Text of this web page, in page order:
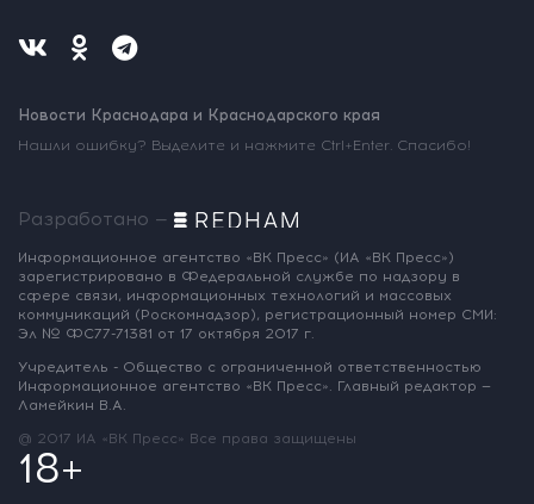
Новости Краснодара и Краснодарского края
Нашли ошибку? Выделите и нажмите Ctrl+Enter. Спасибо!
Разработано —
Информационное агентство «ВК Пресс» (ИА «ВК Пресс»)
зарегистрировано в Федеральной службе по надзору в
сфере связи, информационных технологий и массовых
коммуникаций (Роскомнадзор), регистрационный номер СМИ:
Эл № ФС77-71381 от 17 октября 2017 г.
Учредитель - Общество с ограниченной ответственностью
Информационное агентство «ВК Пресс». Главный редактор —
Ламейкин В.А.
@ 2017 ИА «ВК Пресс» Все права защищены
18+